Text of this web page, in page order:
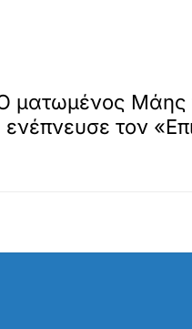
ματωμένος Μάης
τον